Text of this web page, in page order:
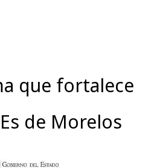
que fortalece
de Morelos